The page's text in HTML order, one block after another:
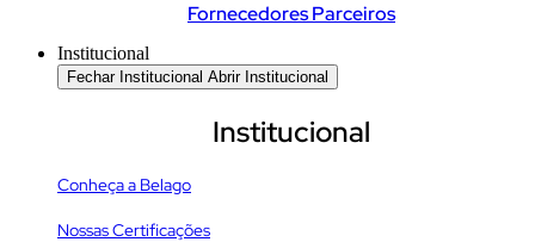
Fornecedores Parceiros
Institucional
Fechar Institucional Abrir Institucional
Institucional
Conheça a Belago
Nossas Certificações